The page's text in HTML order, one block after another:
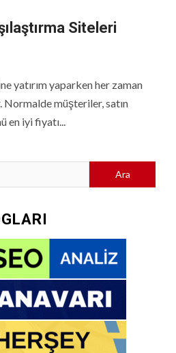
Siteleri
yatırım yaparken her zaman
Normalde müşteriler, satın
iyi fiyatı...